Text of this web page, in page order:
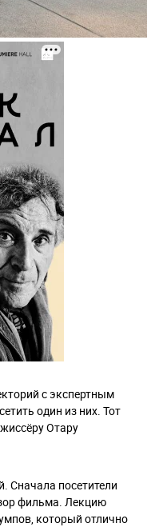
с экспертным
один из них. Тот
Отару
Сначала посетители
фильма. Лекцию
который отлично